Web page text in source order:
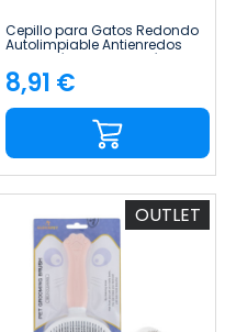
Cepillo para Gatos Redondo
Autolimpiable Antienredos
con Botón de Liberación Gris
Glückpet
Precio
8,91 €
OUTLET